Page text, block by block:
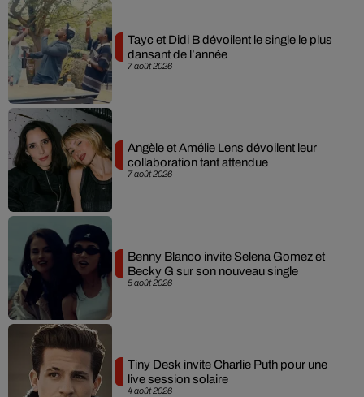
7 août 2026
Tayc et Didi B dévoilent le single le plus
dansant de l’année
7 août 2026
Angèle et Amélie Lens dévoilent leur
collaboration tant attendue
5 août 2026
Benny Blanco invite Selena Gomez et
Becky G sur son nouveau single
4 août 2026
Tiny Desk invite Charlie Puth pour une
live session solaire